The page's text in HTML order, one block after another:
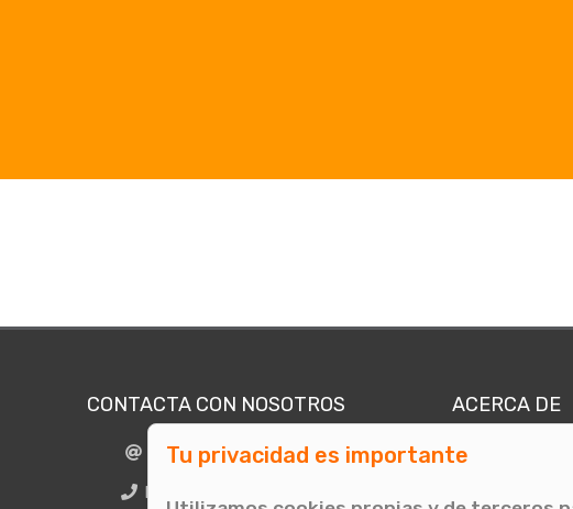
CONTACTA CON NOSOTROS
info@comunicae.com
BCN + 34 931 702 774
ACERCA DE
Quiénes somos
Tu privacidad es importante